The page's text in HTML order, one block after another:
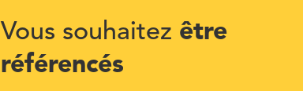
Vous souhaitez être
référencés